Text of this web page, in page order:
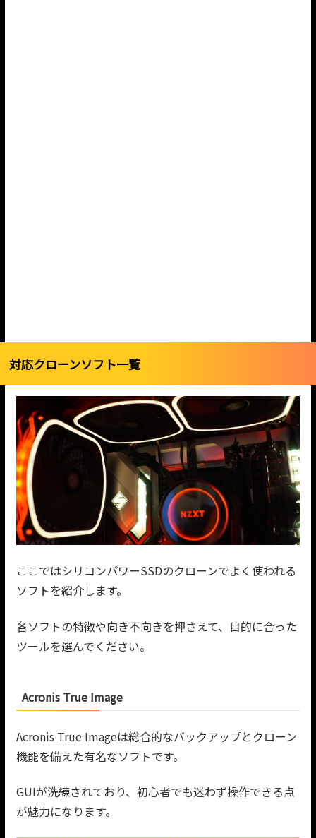
対応クローンソフト一覧
ここではシリコンパワーSSDのクローンでよく使われる
ソフトを紹介します。
各ソフトの特徴や向き不向きを押さえて、目的に合った
ツールを選んでください。
Acronis True Image
Acronis True Imageは総合的なバックアップとクローン
機能を備えた有名なソフトです。
GUIが洗練されており、初心者でも迷わず操作できる点
が魅力になります。